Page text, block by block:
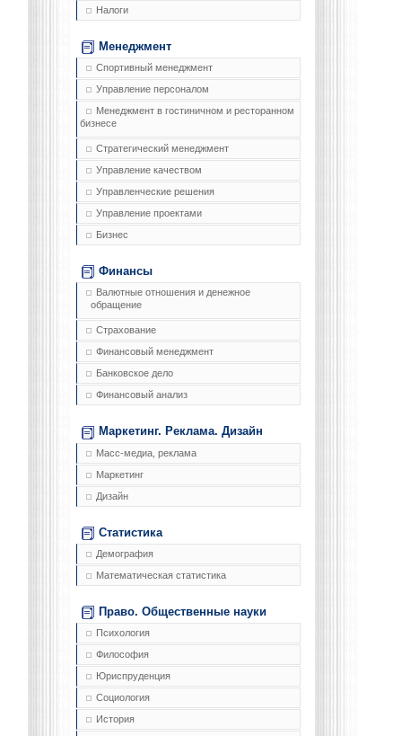
Налоги
Менеджмент
Спортивный менеджмент
Управление персоналом
Менеджмент в гостиничном и ресторанном
бизнесе
Стратегический менеджмент
Управление качеством
Управленческие решения
Управление проектами
Бизнес
Финансы
Валютные отношения и денежное
обращение
Страхование
Финансовый менеджмент
Банковское дело
Финансовый анализ
Маркетинг. Реклама. Дизайн
Масс-медиа, реклама
Маркетинг
Дизайн
Статистика
Демография
Математическая статистика
Право. Общественные науки
Психология
Философия
Юриспруденция
Социология
История